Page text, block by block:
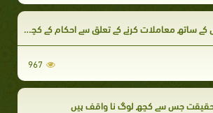
ساتھ معاملات کرنے کے تعلق سے احکام کے کچھ پہلو
967
جس سے کچھ لوگ نا واقف ہیں